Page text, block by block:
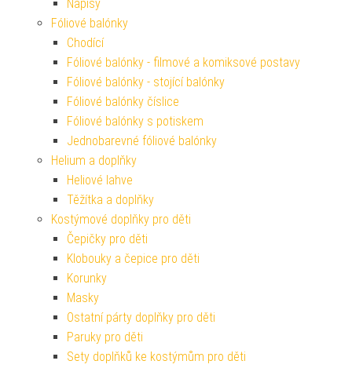
Nápisy
Fóliové balónky
Chodící
Fóliové balónky - filmové a komiksové postavy
Fóliové balónky - stojící balónky
Fóliové balónky číslice
Fóliové balónky s potiskem
Jednobarevné fóliové balónky
Helium a doplňky
Heliové lahve
Těžítka a doplňky
Kostýmové doplňky pro děti
Čepičky pro děti
Klobouky a čepice pro děti
Korunky
Masky
Ostatní párty doplňky pro děti
Paruky pro děti
Sety doplňků ke kostýmům pro děti